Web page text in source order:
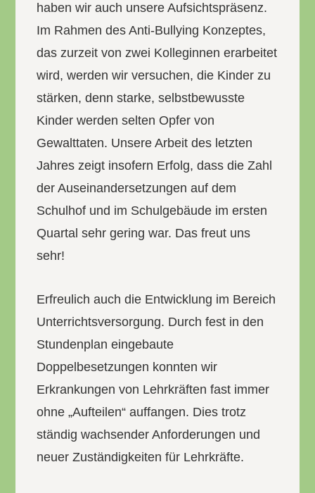
haben wir auch unsere Aufsichtspräsenz.
Im Rahmen des Anti-Bullying Konzeptes,
das zurzeit von zwei Kolleginnen erarbeitet
wird, werden wir versuchen, die Kinder zu
stärken, denn starke, selbstbewusste
Kinder werden selten Opfer von
Gewalttaten. Unsere Arbeit des letzten
Jahres zeigt insofern Erfolg, dass die Zahl
der Auseinandersetzungen auf dem
Schulhof und im Schulgebäude im ersten
Quartal sehr gering war. Das freut uns
sehr!
Erfreulich auch die Entwicklung im Bereich
Unterrichtsversorgung. Durch fest in den
Stundenplan eingebaute
Doppelbesetzungen konnten wir
Erkrankungen von Lehrkräften fast immer
ohne „Aufteilen“ auffangen. Dies trotz
ständig wachsender Anforderungen und
neuer Zuständigkeiten für Lehrkräfte.